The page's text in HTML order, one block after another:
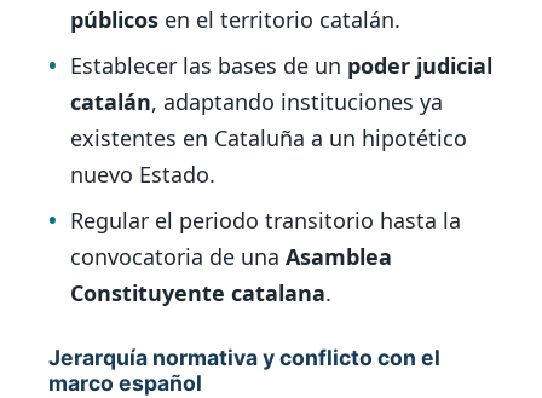
públicos en el territorio catalán.
Establecer las bases de un poder judicial
catalán, adaptando instituciones ya
existentes en Cataluña a un hipotético
nuevo Estado.
Regular el periodo transitorio hasta la
convocatoria de unaAsamblea
Constituyente catalana.
Jerarquía normativa y conflicto con el
marco español